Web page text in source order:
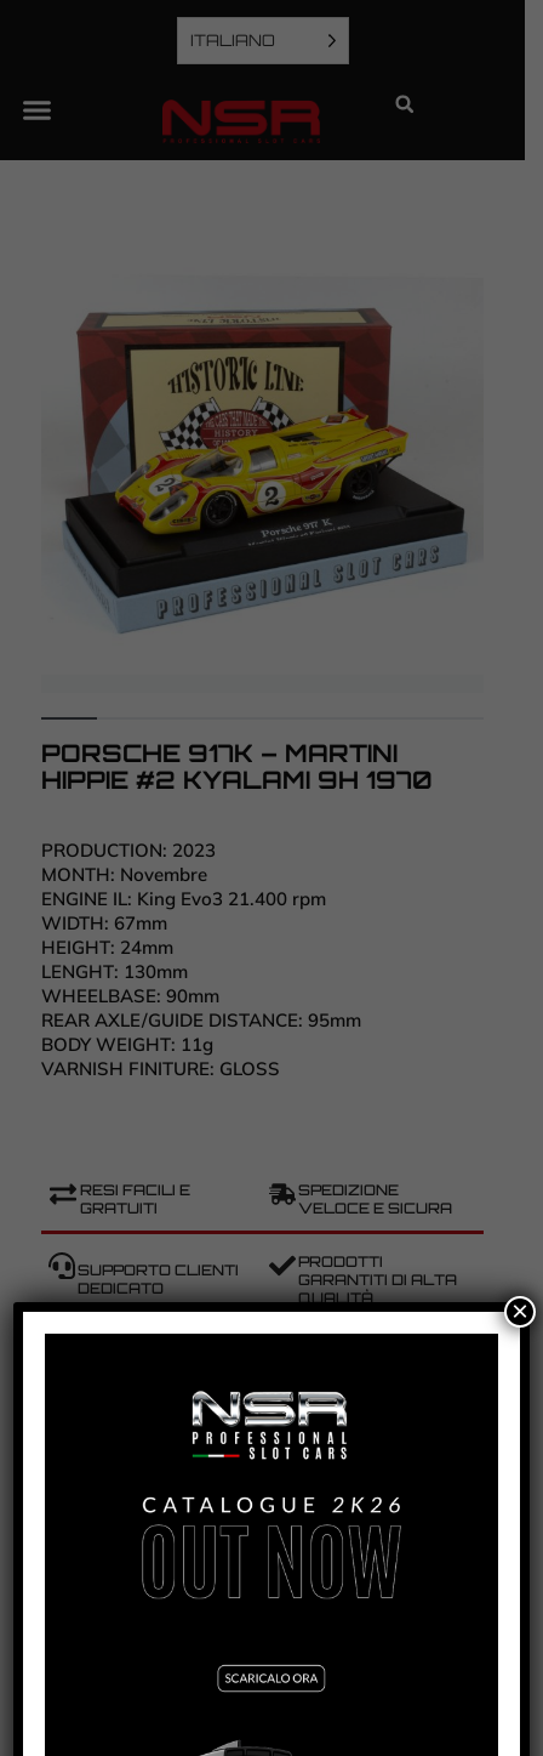
ITALIANO
PORSCHE 917K – MARTINI
HIPPIE #2 KYALAMI 9H 1970
PRODUCTION: 2023
MONTH: Novembre
ENGINE IL: King Evo3 21.400 rpm
WIDTH: 67mm
HEIGHT: 24mm
LENGHT: 130mm
WHEELBASE: 90mm
REAR AXLE/GUIDE DISTANCE: 95mm
BODY WEIGHT: 11g
VARNISH FINITURE: GLOSS
RESI FACILI E
GRATUITI
SPEDIZIONE
VELOCE E SICURA
SUPPORTO CLIENTI
DEDICATO
PRODOTTI
GARANTITI DI ALTA
QUALITÀ
9H KYALAMI,HISTORIC LINE
PORSCHE 917K
×